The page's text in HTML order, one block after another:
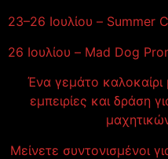
23–26 Ιουλίου – Summer
26 Ιουλίου – Mad Dog
Ένα γεμάτο καλοκαίρι
εμπειρίες και δράση
Μείνετε συντονισμένοι